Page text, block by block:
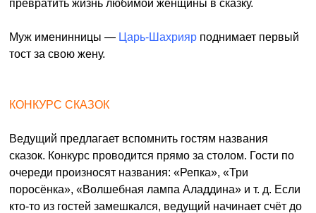
превратить жизнь любимой женщины в сказку.
Муж именинницы — Царь-Шахрияр поднимает первый
тост за свою жену.
КОНКУРС СКАЗОК
Ведущий предлагает вспомнить гостям названия
сказок. Конкурс проводится прямо за столом. Гости по
очереди произносят названия: «Репка», «Три
поросёнка», «Волшебная лампа Аладдина» и т. д. Если
кто-то из гостей замешкался, ведущий начинает счёт до